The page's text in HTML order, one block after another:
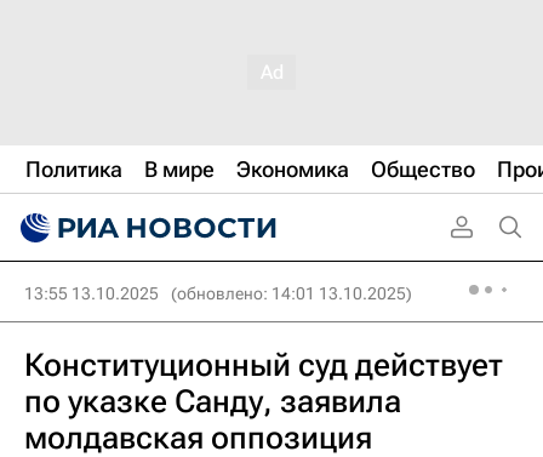
Политика В мире Экономика Общество
13:55 13.10.2025 (обновлено: 14:01 13.10.2025)
Конституционный суд действует
по указке Санду, заявила
молдавская оппозиция